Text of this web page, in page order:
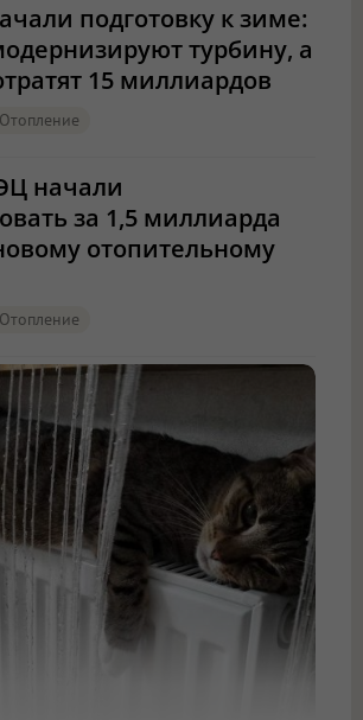
подготовку к зиме:
турбину, а
15 миллиардов
начали
за 1,5 миллиарда
отопительному